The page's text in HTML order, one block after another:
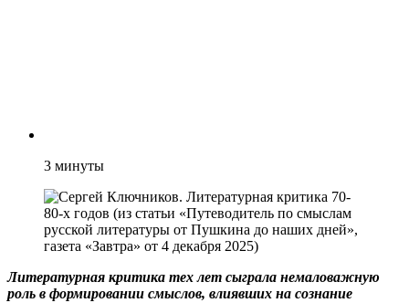
3 минуты
Литературная критика тех лет сыграла немаловажную
роль в формировании смыслов, влиявших на сознание